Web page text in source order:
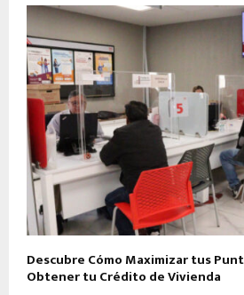
Descubre Cómo Maximizar tus
Obtener tu Crédito de Vivienda